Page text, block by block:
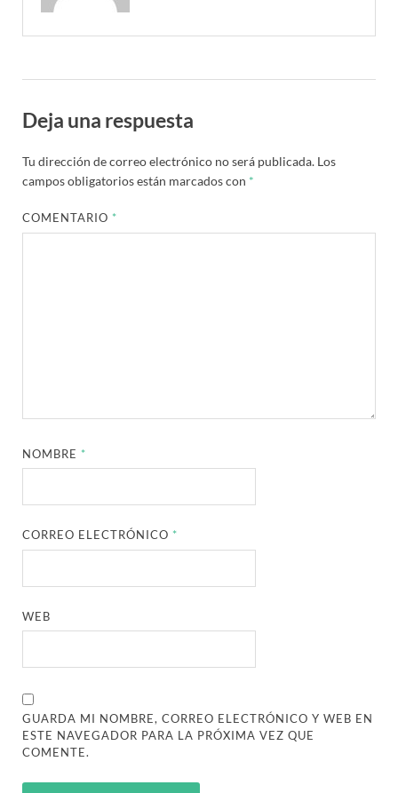
Deja una respuesta
Tu dirección de correo electrónico no será publicada. Los
campos obligatorios están marcados con *
COMENTARIO *
NOMBRE *
CORREO ELECTRÓNICO *
WEB
GUARDA MI NOMBRE, CORREO ELECTRÓNICO Y WEB EN
ESTE NAVEGADOR PARA LA PRÓXIMA VEZ QUE
COMENTE.